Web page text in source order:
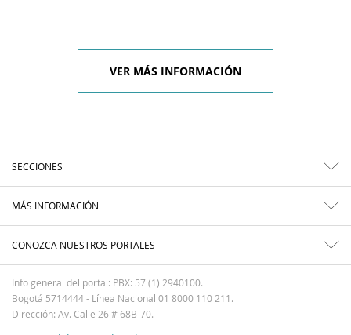
VER MÁS INFORMACIÓN
SECCIONES
MÁS INFORMACIÓN
CONOZCA NUESTROS PORTALES
Info general del portal: PBX: 57 (1) 2940100.
Bogotá 5714444 - Línea Nacional 01 8000 110 211.
Dirección: Av. Calle 26 # 68B-70.